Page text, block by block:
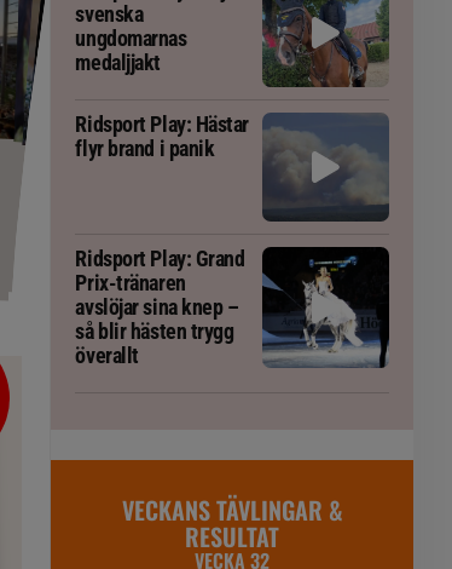
svenska
ungdomarnas
medaljjakt
Ridsport Play: Hästar
flyr brand i panik
Ridsport Play: Grand
Prix-tränaren
avslöjar sina knep –
så blir hästen trygg
överallt
VECKANS TÄVLINGAR &
RESULTAT
VECKA 32